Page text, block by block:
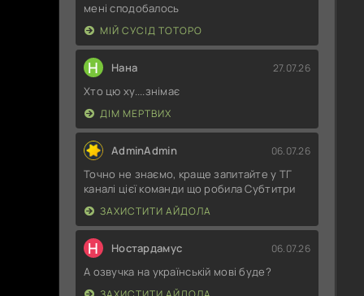
мені сподобалось
МІЙ СУСІД ТОТОРО
Н Нана 27.07.26
Хто цю ху....знімає
ДІМ МЕРТВИХ
AdminAdmin 06.07.26
Точно не знаємо, краще запитайте у ТГ
каналі цієї команди що робила Субтитри
ЗАХИСТИТИ АЙДОЛА
Н Ностардамус 06.07.26
А озвучка на українській мові буде?